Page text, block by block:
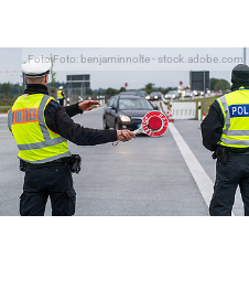
Foto:Foto: benjaminnolte - stock.adobe.com